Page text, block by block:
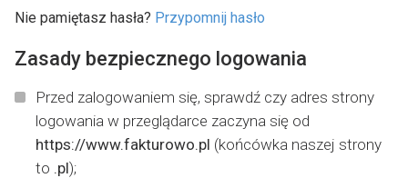
Nie pamiętasz hasła? Przypomnij hasło
Zasady bezpiecznego logowania
Przed zalogowaniem się, sprawdź czy adres strony
logowania w przeglądarce zaczyna się od
https://www.fakturowo.pl (końcówka naszej strony
to .pl);